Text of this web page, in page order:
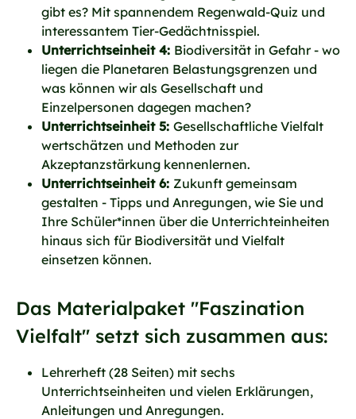
gibt es? Mit spannendem Regenwald-Quiz und
interessantem Tier-Gedächtnisspiel.
Unterrichtseinheit 4: Biodiversität in Gefahr - wo
liegen die Planetaren Belastungsgrenzen und
was können wir als Gesellschaft und
Einzelpersonen dagegen machen?
Unterrichtseinheit 5: Gesellschaftliche Vielfalt
wertschätzen und Methoden zur
Akzeptanzstärkung kennenlernen.
Unterrichtseinheit 6: Zukunft gemeinsam
gestalten - Tipps und Anregungen, wie Sie und
Ihre Schüler*innen über die Unterrichteinheiten
hinaus sich für Biodiversität und Vielfalt
einsetzen können.
Das Materialpaket "Faszination
Vielfalt" setzt sich zusammen aus:
Lehrerheft (28 Seiten) mit sechs
Unterrichtseinheiten und vielen Erklärungen,
Anleitungen und Anregungen.